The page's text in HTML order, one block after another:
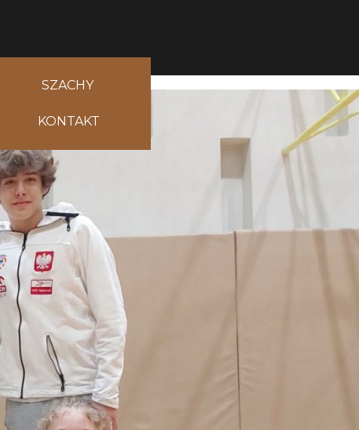
SZACHY
KONTAKT